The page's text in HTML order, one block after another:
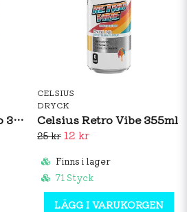
Faxe Kondi Pink Zero 330ml
CELSIUS
DRYCK
Celsius Retro Vibe 355ml
25 kr 12 kr
Finns i lager
71 Styck
LÄGG I VARUKORGEN